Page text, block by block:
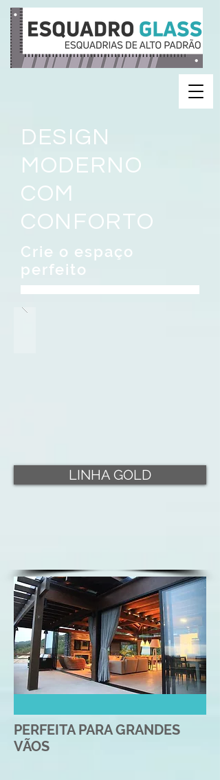
DESIGN
MODERNO
COM
CONFORTO
Crie o espaço
perfeito
LINHA GOLD
PERFEITA PARA GRANDES
VÃOS